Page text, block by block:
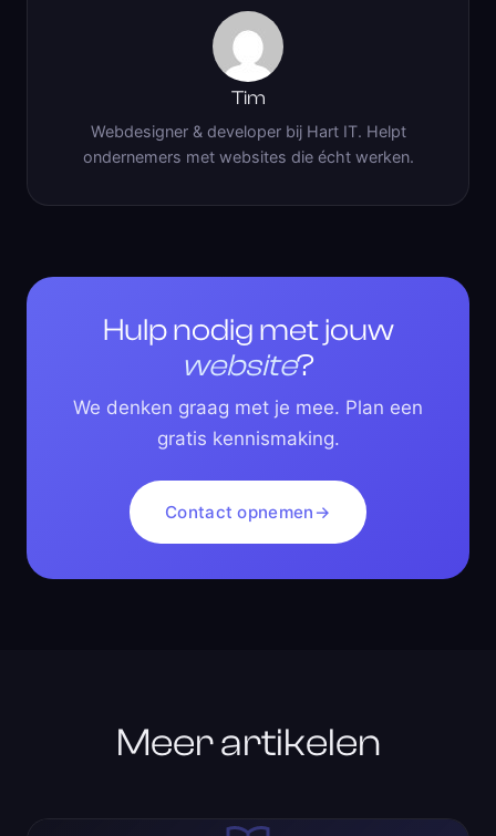
Tim
Webdesigner & developer bij Hart IT. Helpt
ondernemers met websites die écht werken.
Hulp nodig met jouw
website?
We denken graag met je mee. Plan een
gratis kennismaking.
Contact opnemen →
Meer artikelen